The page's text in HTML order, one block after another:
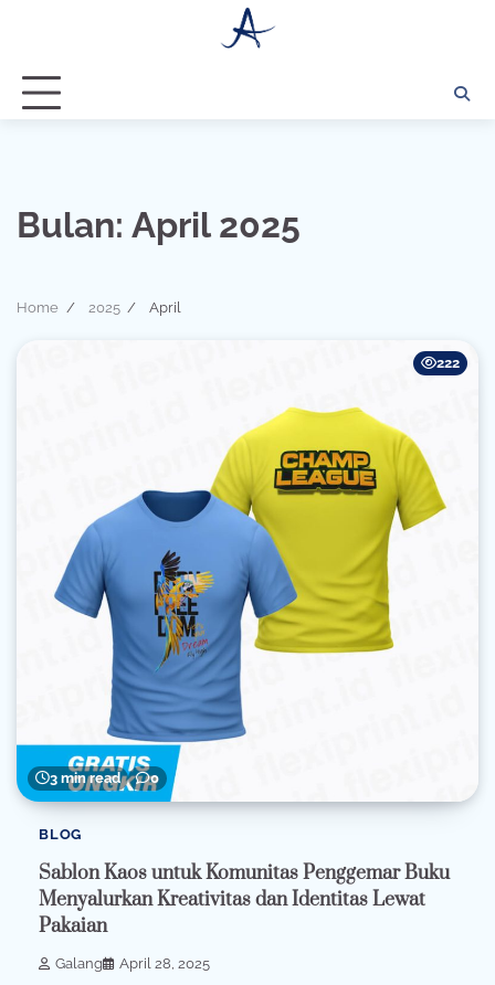
Bulan: April 2025
Home 2025 April
3 min read 0
222
BLOG
Sablon Kaos untuk Komunitas Penggemar Buku
Menyalurkan Kreativitas dan Identitas Lewat
Pakaian
Galang April 28, 2025